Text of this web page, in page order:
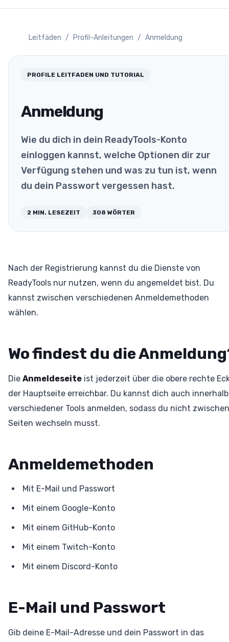
Leitfäden / Profil-Anleitungen / Anmeldung
PROFILE LEITFADEN UND TUTORIAL
Anmeldung
Wie du dich in dein ReadyTools-Konto
einloggen kannst, welche Optionen dir zur
Verfügung stehen und was zu tun ist, wenn
du dein Passwort vergessen hast.
2 MIN. LESEZEIT 308 WÖRTER
Nach der Registrierung kannst du die Dienste von
ReadyTools nur nutzen, wenn du angemeldet bist. Du
kannst zwischen verschiedenen Anmeldemethoden
wählen.
Wo findest du die
Die Anmeldeseite ist jederzeit über die obere rechte
der Hauptseite erreichbar. Du kannst dich auch innerhalb
verschiedener Tools anmelden, sodass du nicht zwischen
Seiten wechseln musst.
Anmeldemethoden
Mit E-Mail und Passwort
Mit einem Google-Konto
Mit einem GitHub-Konto
Mit einem Twitch-Konto
Mit einem Discord-Konto
E-Mail und Passwort
Gib deine E-Mail-Adresse und dein Passwort in das